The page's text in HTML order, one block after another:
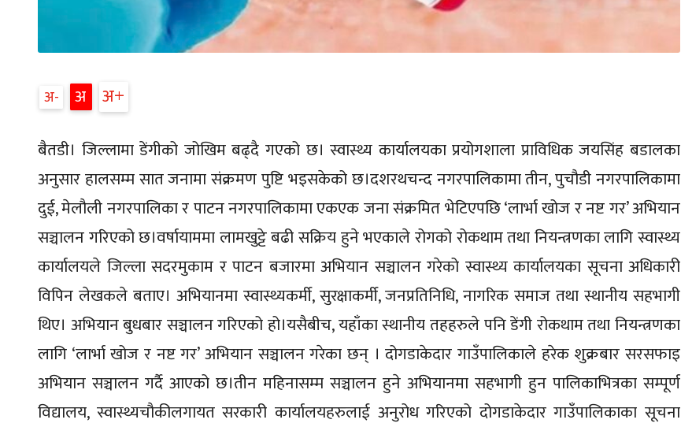
अ अ अ
बैतडी। जिल्लामा डेंगीको जोखिम बढ्दै गएको छ। स्वास्थ्य कार्यालयका प्रयोगशाला प्राविधिक जयसिंह बडालका
अनुसार हालसम्म सात जनामा संक्रमण पुष्टि भइसकेको छ।दशरथचन्द नगरपालिकामा तीन, पुचौडी नगरपालिकामा
दुई, मेलौली नगरपालिका र पाटन नगरपालिकामा एकएक जना संक्रमित भेटिएपछि ‘लार्भा खोज र नष्ट गर’ अभियान
सञ्चालन गरिएको छ।वर्षायाममा लामखुट्टे बढी सक्रिय हुने भएकाले रोगको रोकथाम तथा नियन्त्रणका लागि स्वास्थ्य
कार्यालयले जिल्ला सदरमुकाम र पाटन बजारमा अभियान सञ्चालन गरेको स्वास्थ्य कार्यालयका सूचना अधिकारी
विपिन लेखकले बताए। अभियानमा स्वास्थ्यकर्मी, सुरक्षाकर्मी, जनप्रतिनिधि, नागरिक समाज तथा स्थानीय सहभागी
थिए। अभियान बुधबार सञ्चालन गरिएको हो।यसैबीच, यहाँका स्थानीय तहहरुले पनि डेंगी रोकथाम तथा नियन्त्रणका
लागि ‘लार्भा खोज र नष्ट गर’ अभियान सञ्चालन गरेका छन् । दोगडाकेदार गाउँपालिकाले हरेक शुक्रबार सरसफाइ
अभियान सञ्चालन गर्दै आएको छ।तीन महिनासम्म सञ्चालन हुने अभियानमा सहभागी हुन पालिकाभित्रका सम्पूर्ण
विद्यालय, स्वास्थ्यचौकीलगायत सरकारी कार्यालयहरुलाई अनुरोध गरिएको दोगडाकेदार गाउँपालिकाका सूचना